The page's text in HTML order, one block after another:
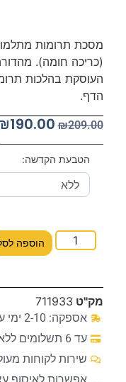
מסכת תרומות
(כריכה חומה).
העוסקת בהלכות
הדף.
₪209.00
190.00
הטבעת הקדשה:
הוספה
מק"ט 711933
אספקה: 2-10 ימי עסקים (למעט מקרים חריגים)
עד 6 תשלומים ללא ריבית
שירות לקוחות